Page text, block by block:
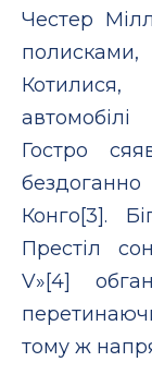
Честер
Гостро
Конго[3].
Престіл
V»[4]
тому ж